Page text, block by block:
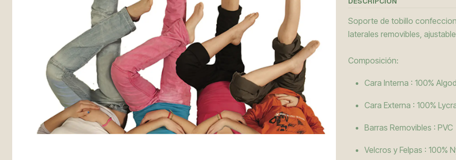
Soporte de tobillo
laterales removibles,
Composición:
Cara Interna : 100%
Cara Externa : 100%
Barras Removibles : PVC
Velcros y Felpas : 100%